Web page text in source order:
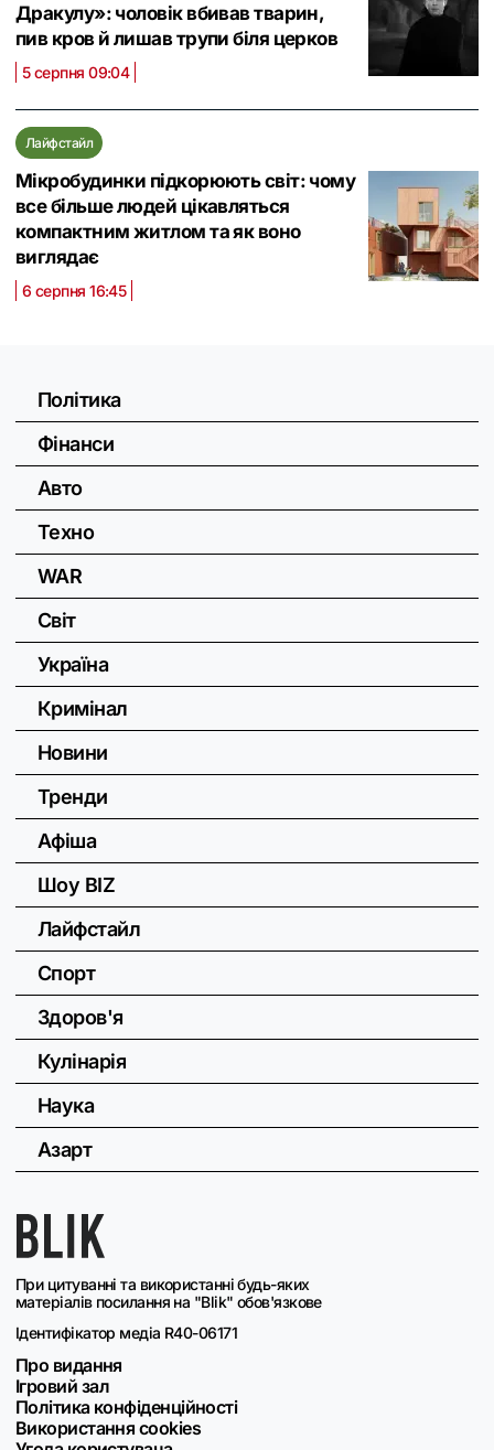
Дракулу»: чоловік вбивав тварин,
пив кров й лишав трупи біля церков
5 серпня 09:04
Лайфстайл
Мікробудинки підкорюють світ: чому
все більше людей цікавляться
компактним житлом та як воно
виглядає
6 серпня 16:45
При цитуванні та використанні будь-яких
матеріалів посилання на "Blik" обов'язкове
Ідентифікатор медіа R40-06171
Про видання
Ігровий зал
Політика конфіденційності
Використання cookies
Політика
Фінанси
Авто
Техно
WAR
Світ
Україна
Кримінал
Новини
Тренди
Афіша
Шоу BIZ
Лайфстайл
Спорт
Здоров'я
Кулінарія
Наука
Азарт